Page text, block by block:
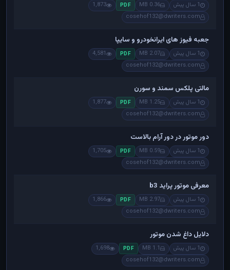
1 سال پیش 0.36 MB
PDF
1,873
cosehof132@dwriters.com
جعبه فیوز های ایرانخودرو و سایپا
1 سال پیش 2.07 MB
PDF
4,581
cosehof132@dwriters.com
مالتی پلکس سمند و سورن
1 سال پیش 1.25 MB
PDF
1,877
cosehof132@dwriters.com
دور موتور در دور آرام بالاست
1 سال پیش 0.59 MB
PDF
1,705
cosehof132@dwriters.com
معرفی موتور پراید b3
1 سال پیش 2.97 MB
PDF
1,866
cosehof132@dwriters.com
دلایل داغ شدن موتور
1 سال پیش 1.1 MB
PDF
1,698
cosehof132@dwriters.com